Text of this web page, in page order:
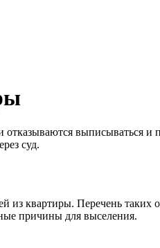
отказываются выписываться
суд.
квартиры. Перечень
причины для выселения.